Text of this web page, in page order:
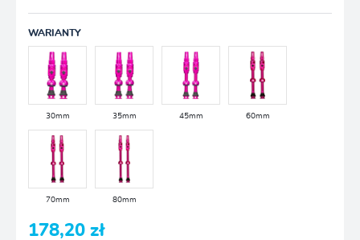
WARIANTY
30mm 35mm 45mm 60mm
70mm 80mm
178,20 zł